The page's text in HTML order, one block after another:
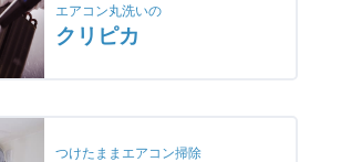
エアコン丸洗いの
クリピカ
つけたままエアコン掃除